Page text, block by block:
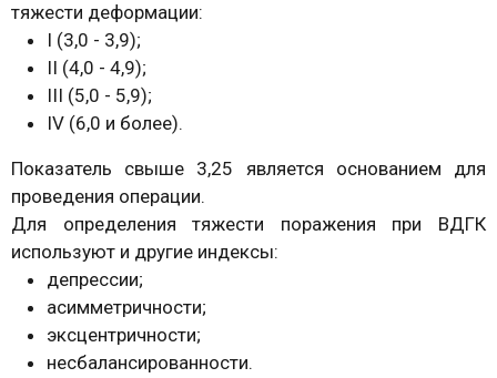
тяжести деформации:
I (3,0 - 3,9);
II (4,0 - 4,9);
III (5,0 - 5,9);
IV (6,0 и более).
Показатель свыше 3,25 является основанием для
проведения операции.
Для определения тяжести поражения при ВДГК
используют и другие индексы:
депрессии;
асимметричности;
эксцентричности;
несбалансированности.